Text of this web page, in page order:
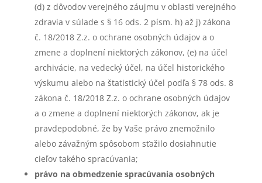
(d) z dôvodov verejného záujmu v oblasti verejného
zdravia v súlade s § 16 ods. 2 písm. h) až j) zákona
č. 18/2018 Z.z. o ochrane osobných údajov a o
zmene a doplnení niektorých zákonov, (e) na účel
archivácie, na vedecký účel, na účel historického
výskumu alebo na štatistický účel podľa § 78 ods. 8
zákona č. 18/2018 Z.z. o ochrane osobných údajov
a o zmene a doplnení niektorých zákonov, ak je
pravdepodobné, že by Vaše právo znemožnilo
alebo závažným spôsobom sťažilo dosiahnutie
cieľov takého spracúvania;
právo na obmedzenie spracúvania osobných